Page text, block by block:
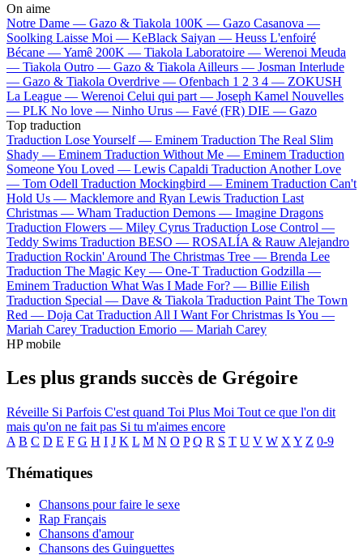
On aime
Notre Dame — Gazo & Tiakola 100K — Gazo Casanova —
Soolking Laisse Moi — KeBlack Saiyan — Heuss L'enfoiré
Bécane —Yamê 200K — Tiakola Laboratoire — Werenoi Meuda
— Tiakola Outro — Gazo & Tiakola Ailleurs — Josman Interlude
— Gazo & Tiakola Overdrive — Ofenbach 1 2 3 4 — ZOKUSH
La League — Werenoi Celui qui part — Joseph Kamel Nouvelles
— PLK No love — Ninho Urus — Favé (FR) DIE — Gazo
Top traduction
Traduction Lose Yourself — Eminem Traduction The Real Slim
Shady — Eminem Traduction Without Me — Eminem Traduction
Someone You Loved — Lewis Capaldi Traduction Another Love
— Tom Odell Traduction Mockingbird — Eminem Traduction Can't
Hold Us — Macklemore and Ryan Lewis Traduction Last
Christmas — Wham Traduction Demons — Imagine Dragons
Traduction Flowers — Miley Cyrus Traduction Lose Control —
Teddy Swims Traduction BESO — ROSALÍA & Rauw Alejandro
Traduction Rockin' Around The Christmas Tree — Brenda Lee
Traduction The Magic Key — One-T Traduction Godzilla —
Eminem Traduction What Was I Made For? — Billie Eilish
Traduction Special — Dave & Tiakola Traduction Paint The Town
Red — Doja Cat Traduction All I Want For Christmas Is You —
Mariah Carey Traduction Emorio — Mariah Carey
HP mobile
Les plus grands succès de Grégoire
Réveille Si Parfois C'est quand Toi Plus Moi Tout ce que l'on dit
mais qu'on ne fait pas Si tu m'aimes encore
A B C D E F G H I J K L M N O P Q R S T U V W X Y Z 0-9
Thématiques
Chansons pour faire le sexe
Rap Français
Chansons d'amour
Chansons des Guinguettes